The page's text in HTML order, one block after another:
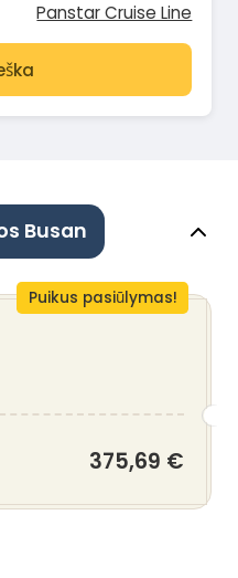
Panstar Cruise Line
Busan
Puikus pasiūlymas!
375,69 €